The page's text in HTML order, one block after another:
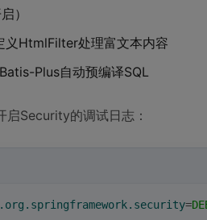
）
义HtmlFilter处理富文本内容
Plus自动预编译SQL
启Security的调试日志：
=